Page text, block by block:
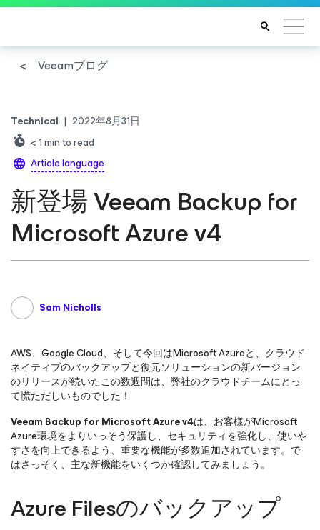
Veeamブログ
Technical | 2022年8月31日
< 1min to read
Article language
新登場 Veeam Backupfor
Microsoft Azurev4
Sam Nicholls
AWS、Google Cloud、そして今回はMicrosoft Azureと、クラウド
ネイティブのバックアップと復元ソリューションの新バージョン
のリリースが続いたこの数週間は、弊社のクラウドチームにとっ
て慌ただしいものでした！
Veeam Backupfor Microsoft Azurev4は、お客様がMicrosoft
Azure環境をよりいっそう保護し、セキュリティを強化し、使いや
すさを向上できるよう、重要な機能が多数追加されています。で
はさっそく、主な新機能をいくつか確認してみましょう。
Azure Filesのバックアップ